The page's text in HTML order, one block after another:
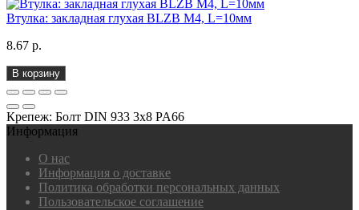
Втулка: закладная глухая BLZB M4, L=10мм
8.67 р.
В корзину
Крепеж: Болт DIN 933 3x8 PA66
Информация
О нас
Информация о доставке
Политика обработки персональных данных
Пользовательское соглашение